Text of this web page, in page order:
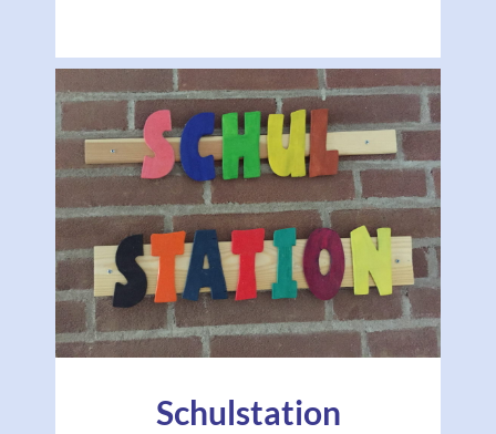
Schulstation